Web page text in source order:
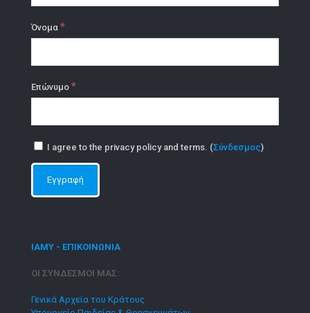
Όνομα *
Επώνυμο *
I agree to the privacy policy and terms. (Σύνδεσμος)
ΙΑΜΥ - ΕΠΙΚΟΙΝΩΝΙΑ
ΟΙ ΣΥΝΔΕΣΜΟΙ ΜΑΣ:
Γενικά Αρχεία του Κράτους